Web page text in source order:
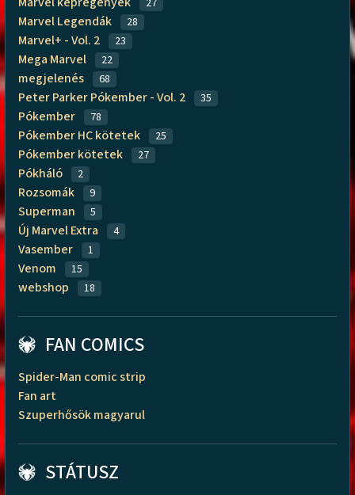
27
Marvel Legendák 28
Marvel+ - Vol. 2 23
Mega Marvel 22
megjelenés 68
Peter Parker Pókember - Vol. 2 35
Pókember 78
Pókember HC kötetek 25
Pókember kötetek 27
Pókháló 2
Rozsomák 9
Superman 5
Új Marvel Extra 4
Vasember 1
Venom 15
webshop 18
FAN COMICS
Spider-Man comic strip
Fan art
Szuperhősök magyarul
STÁTUSZ